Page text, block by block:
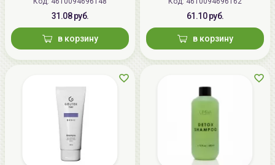
31.08 руб.
в корзину
61.10 руб.
в корзину